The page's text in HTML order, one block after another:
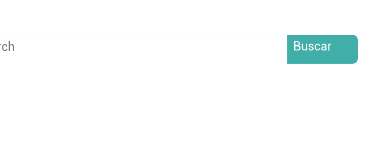
Buscar